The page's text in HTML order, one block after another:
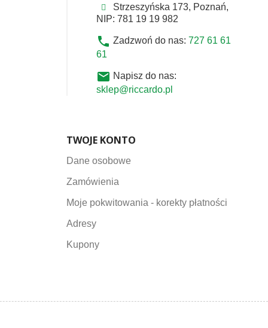
Strzeszyńska 173, Poznań,
NIP: 781 19 19 982
phone Zadzwoń do nas: 727 61 61
61
email Napisz do nas:
sklep@riccardo.pl
TWOJE KONTO
Dane osobowe
Zamówienia
Moje pokwitowania - korekty płatności
Adresy
Kupony